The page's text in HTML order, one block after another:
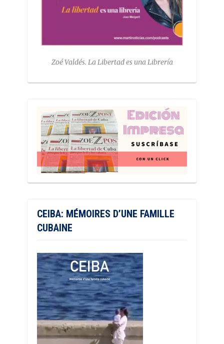
Zoé Valdés. La Libertad es una Librería
CEIBA: MÉMOIRES D’UNE FAMILLE
CUBAINE